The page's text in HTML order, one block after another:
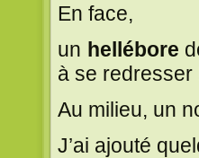
En face,
un hellébore
à se redresser
Au milieu, un
J’ai ajouté